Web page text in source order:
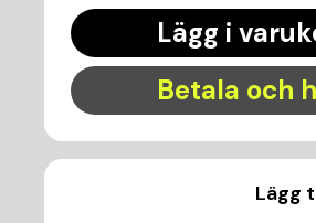
Lägg i
Betala och
Lägg